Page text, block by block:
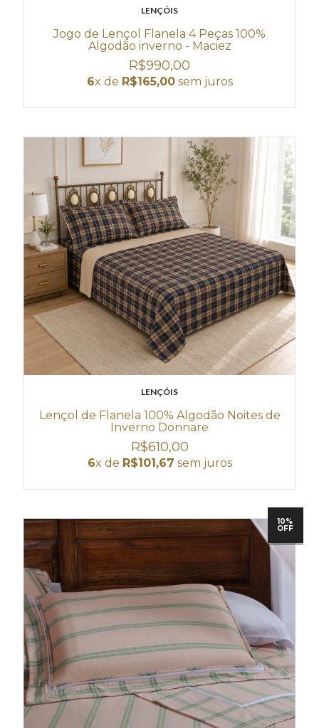
LENÇÓIS
Jogo de Lençol Flanela 4 Peças 100%
Algodão inverno - Maciez
R$990,00
6x de R$165,00sem juros
LENÇÓIS
Lençol de Flanela 100% Algodão Noites de
Inverno Donnare
R$610,00
6x de R$101,67 sem juros
10%
OFF